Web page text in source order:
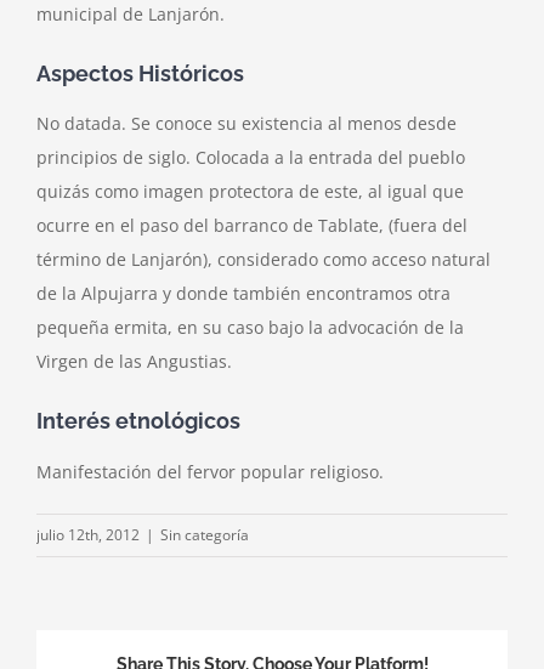
municipal de Lanjarón.
Aspectos Históricos
No datada. Se conoce su existencia al menos desde
principios de siglo. Colocada a la entrada del pueblo
quizás como imagen protectora de este, al igual que
ocurre en el paso del barranco de Tablate, (fuera del
término de Lanjarón), considerado como acceso natural
de la Alpujarra y donde también encontramos otra
pequeña ermita, en su caso bajo la advocación de la
Virgen de las Angustias.
Interés etnológicos
Manifestación del fervor popular religioso.
julio 12th, 2012 | Sin categoría
Share This Story, Choose Your Platform!